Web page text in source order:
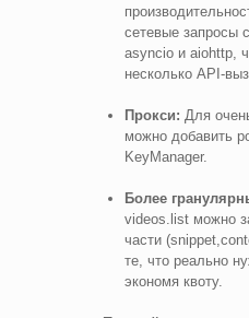
сетевые запросы
asyncio и aiohttp,
несколько API-
Прокси: Для
можно добавить
KeyManager.
Более
videos.list можно
части
те, что реально
экономя квоту.